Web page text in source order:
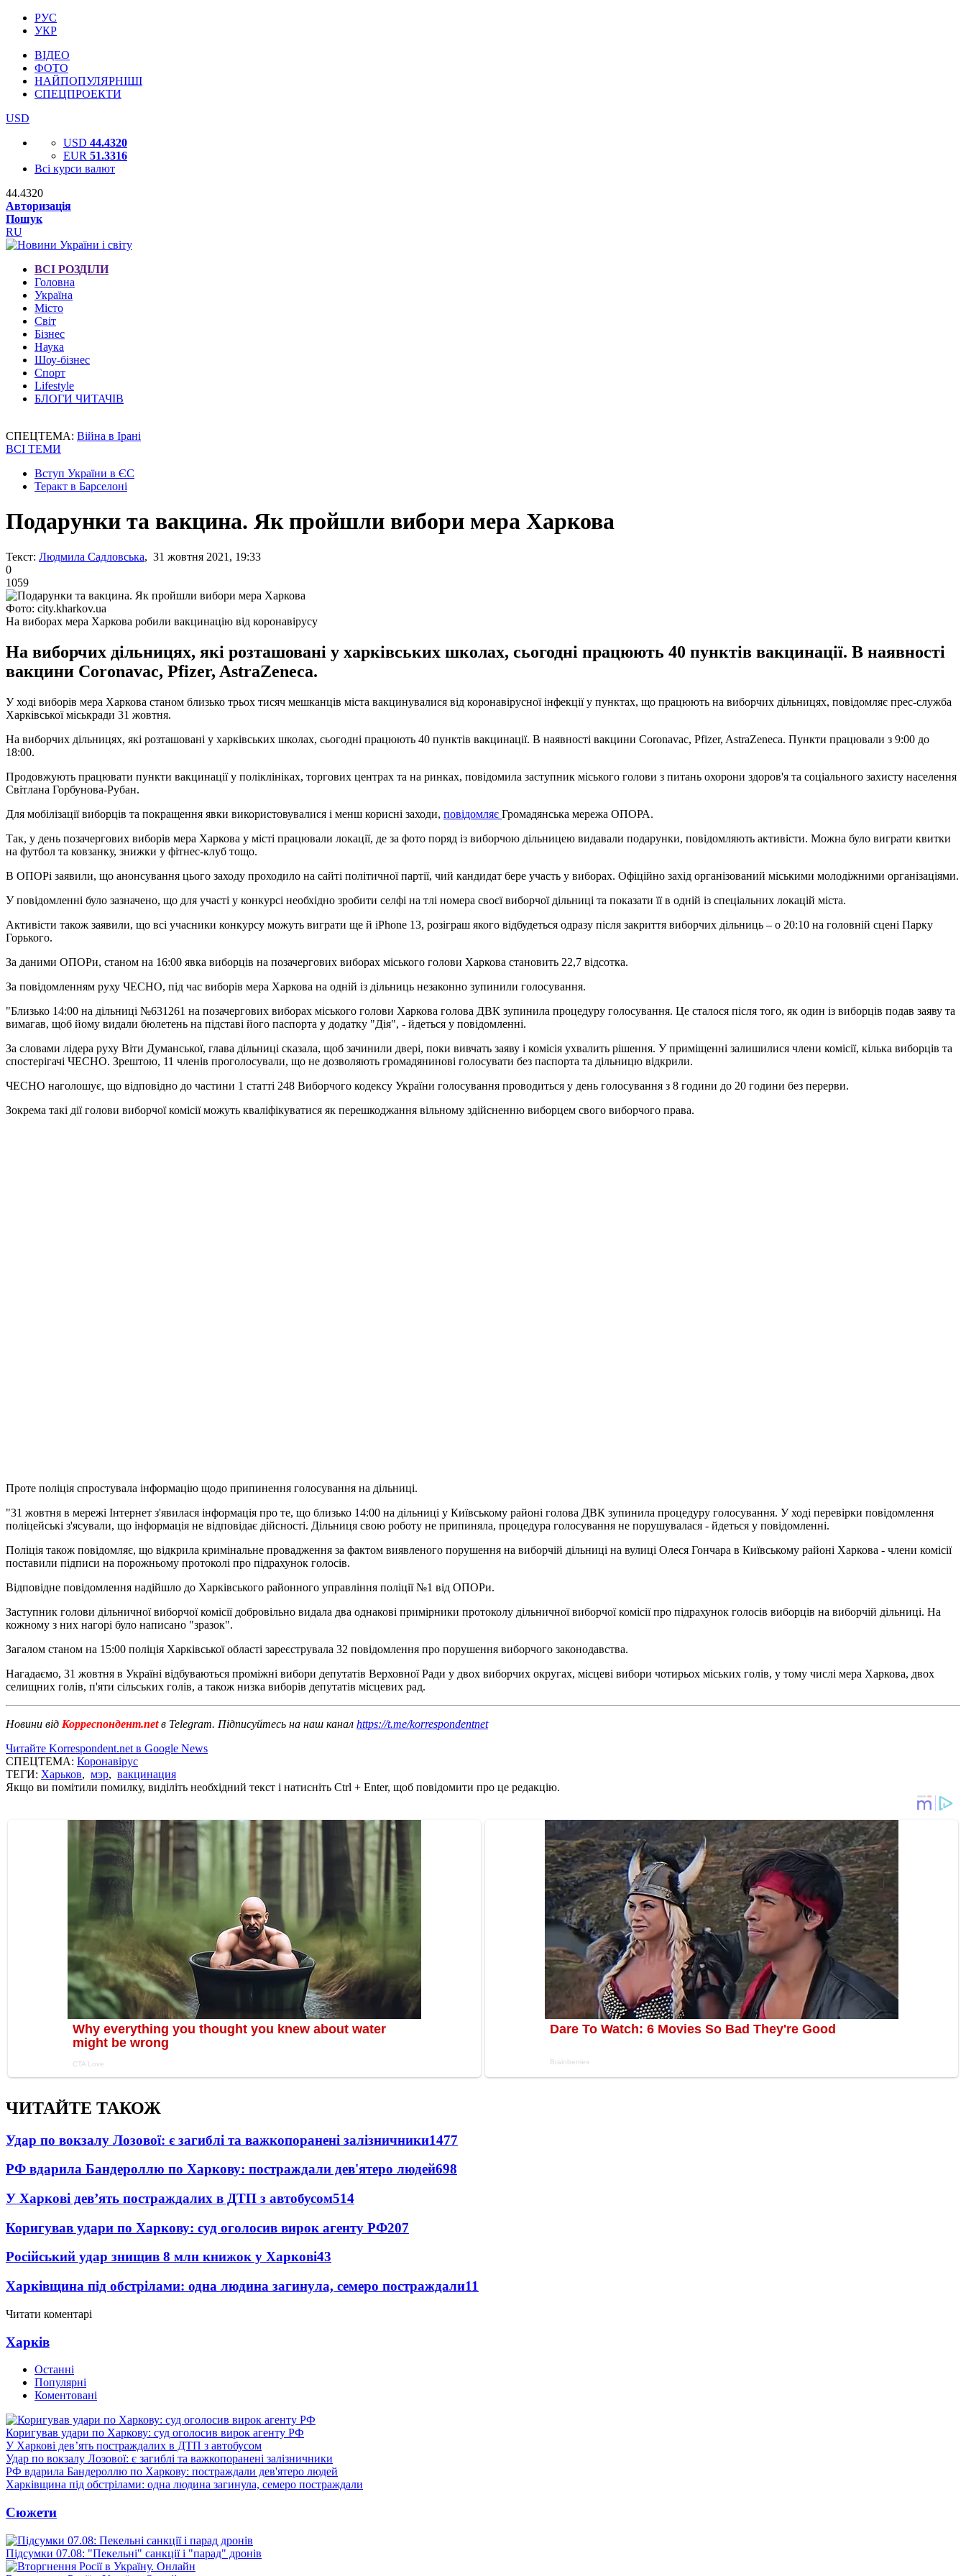
РУС
УКР
ВІДЕО
ФОТО
НАЙПОПУЛЯРНІШІ
СПЕЦПРОЕКТИ
USD
USD 44.4320
EUR 51.3316
Всі курси валют
44.4320
Авторизація
Пошук
RU
ВСІ РОЗДІЛИ
Головна
Україна
Місто
Світ
Бізнес
Наука
Шоу-бізнес
Спорт
Lifestyle
БЛОГИ ЧИТАЧІВ
СПЕЦТЕМА: Війна в Ірані
ВСІ ТЕМИ
Вступ України в ЄС
Теракт в Барселоні
Подарунки та вакцина. Як пройшли вибори мера Харкова
Текст: Людмила Садловська, 31 жовтня 2021, 19:33
0
1059
Фото: city.kharkov.ua
На виборах мера Харкова робили вакцинацію від коронавірусу
На виборчих дільницях, які розташовані у харківських школах, сьогодні працюють 40 пунктів вакцинації. В наявності
вакцини Coronavac, Pfizer, AstraZeneca.
У ході виборів мера Харкова станом близько трьох тисяч мешканців міста вакцинувалися від коронавірусної інфекції у пунктах, що працюють на виборчих дільницях, повідомляє прес-служба
Харківської міськради 31 жовтня.
На виборчих дільницях, які розташовані у харківських школах, сьогодні працюють 40 пунктів вакцинації. В наявності вакцини Coronavac, Pfizer, AstraZeneca. Пункти працювали з 9:00 до
18:00.
Продовжують працювати пункти вакцинації у поліклініках, торгових центрах та на ринках, повідомила заступник міського голови з питань охорони здоров'я та соціального захисту населення
Світлана Горбунова-Рубан.
Для мобілізації виборців та покращення явки використовувалися і менш корисні заходи, повідомляє Громадянська мережа ОПОРА.
Так, у день позачергових виборів мера Харкова у місті працювали локації, де за фото поряд із виборчою дільницею видавали подарунки, повідомляють активісти. Можна було виграти квитки
на футбол та ковзанку, знижки у фітнес-клуб тощо.
В ОПОРі заявили, що анонсування цього заходу проходило на сайті політичної партії, чий кандидат бере участь у виборах. Офіційно захід організований міськими молодіжними організаціями.
У повідомленні було зазначено, що для участі у конкурсі необхідно зробити селфі на тлі номера своєї виборчої дільниці та показати її в одній із спеціальних локацій міста.
Активісти також заявили, що всі учасники конкурсу можуть виграти ще й iPhone 13, розіграш якого відбудеться одразу після закриття виборчих дільниць – о 20:10 на головній сцені Парку
Горького.
За даними ОПОРи, станом на 16:00 явка виборців на позачергових виборах міського голови Харкова становить 22,7 відсотка.
За повідомленням руху ЧЕСНО, під час виборів мера Харкова на одній із дільниць незаконно зупинили голосування.
"Близько 14:00 на дільниці №631261 на позачергових виборах міського голови Харкова голова ДВК зупинила процедуру голосування. Це сталося після того, як один із виборців подав заяву та
вимагав, щоб йому видали бюлетень на підставі його паспорта у додатку "Дія", - йдеться у повідомленні.
За словами лідера руху Віти Думанської, глава дільниці сказала, щоб зачинили двері, поки вивчать заяву і комісія ухвалить рішення. У приміщенні залишилися члени комісії, кілька виборців та
спостерігачі ЧЕСНО. Зрештою, 11 членів проголосували, що не дозволяють громадянинові голосувати без паспорта та дільницю відкрили.
ЧЕСНО наголошує, що відповідно до частини 1 статті 248 Виборчого кодексу України голосування проводиться у день голосування з 8 години до 20 години без перерви.
Зокрема такі дії голови виборчої комісії можуть кваліфікуватися як перешкоджання вільному здійсненню виборцем свого виборчого права.
Проте поліція спростувала інформацію щодо припинення голосування на дільниці.
"31 жовтня в мережі Інтернет з'явилася інформація про те, що близько 14:00 на дільниці у Київському районі голова ДВК зупинила процедуру голосування. У ході перевірки повідомлення
поліцейські з'ясували, що інформація не відповідає дійсності. Дільниця свою роботу не припиняла, процедура голосування не порушувалася - йдеться у повідомленні.
Поліція також повідомляє, що відкрила кримінальне провадження за фактом виявленого порушення на виборчій дільниці на вулиці Олеся Гончара в Київському районі Харкова - члени комісії
поставили підписи на порожньому протоколі про підрахунок голосів.
Відповідне повідомлення надійшло до Харківського районного управління поліції №1 від ОПОРи.
Заступник голови дільничної виборчої комісії добровільно видала два однакові примірники протоколу дільничної виборчої комісії про підрахунок голосів виборців на виборчій дільниці. На
кожному з них нагорі було написано "зразок".
Загалом станом на 15:00 поліція Харківської області зареєструвала 32 повідомлення про порушення виборчого законодавства.
Нагадаємо, 31 жовтня в Україні відбуваються проміжні вибори депутатів Верховної Ради у двох виборчих округах, місцеві вибори чотирьох міських голів, у тому числі мера Харкова, двох
селищних голів, п'яти сільських голів, а також низка виборів депутатів місцевих рад.
Новини від Корреспондент.netв Telegram. Підписуйтесь на наш канал https://t.me/korrespondentnet
Читайте Korrespondent.net в Google News
СПЕЦТЕМА: Коронавірус
ТЕГИ: Харьков, мэр, вакцинация
Якщо ви помітили помилку, виділіть необхідний текст і натисніть Ctrl + Enter, щоб повідомити про це редакцію.
ЧИТАЙТЕ ТАКОЖ
Удар по вокзалу Лозової: є загиблі та важкопоранені залізничники1477
РФ вдарила Бандероллю по Харкову: постраждали дев'ятеро людей698
У Харкові дев’ять постраждалих в ДТП з автобусом514
Коригував удари по Харкову: суд оголосив вирок агенту РФ207
Російський удар знищив 8 млн книжок у Харкові43
Харківщина під обстрілами: одна людина загинула, семеро постраждали11
Читати коментарі
Харків
Останні
Популярні
Коментовані
Коригував удари по Харкову: суд оголосив вирок агенту РФ
У Харкові дев’ять постраждалих в ДТП з автобусом
Удар по вокзалу Лозової: є загиблі та важкопоранені залізничники
РФ вдарила Бандероллю по Харкову: постраждали дев'ятеро людей
Харківщина під обстрілами: одна людина загинула, семеро постраждали
Сюжети
Підсумки 07.08: "Пекельні" санкції і "парад" дронів